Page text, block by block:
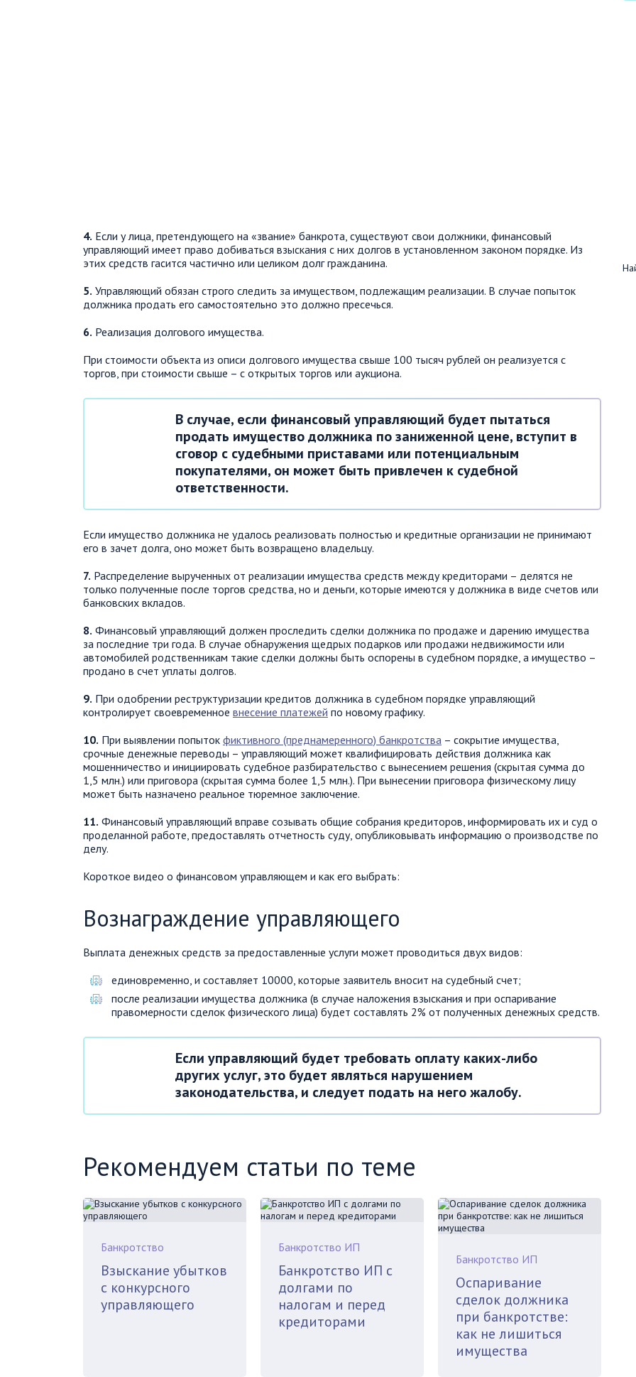
4. Если у лица, претендующего на «звание» банкрота, существуют свои должники, финансовый
управляющий имеет право добиваться взыскания с них долгов в установленном законом порядке. Из
этих средств гасится частично или целиком долг гражданина.
5. Управляющий обязан строго следить за имуществом, подлежащим реализации. В случае попыток
должника продать его самостоятельно это должно пресечься.
6. Реализация долгового имущества.
При стоимости объекта из описи долгового имущества свыше 100 тысяч рублей он реализуется с
торгов, при стоимости свыше – с открытых торгов или аукциона.
В случае, если финансовый управляющий будет пытаться
продать имущество должника по заниженной цене, вступит в
сговор с судебными приставами или потенциальным
покупателями, он может быть привлечен к судебной
ответственности.
Если имущество должника не удалось реализовать полностью и кредитные организации не принимают
его в зачет долга, оно может быть возвращено владельцу.
7. Распределение вырученных от реализации имущества средств между кредиторами – делятся не
только полученные после торгов средства, но и деньги, которые имеются у должника в виде счетов или
банковских вкладов.
8. Финансовый управляющий должен проследить сделки должника по продаже и дарению имущества
за последние три года. В случае обнаружения щедрых подарков или продажи недвижимости или
автомобилей родственникам такие сделки должны быть оспорены в судебном порядке, а имущество –
продано в счет уплаты долгов.
9. При одобрении реструктуризации кредитов должника в судебном порядке управляющий
контролирует своевременное внесение платежей по новому графику.
10. При выявлении попыток фиктивного (преднамеренного) банкротства – сокрытие имущества,
срочные денежные переводы – управляющий может квалифицировать действия должника как
мошенничество и инициировать судебное разбирательство с вынесением решения (скрытая сумма до
1,5 млн.) или приговора (скрытая сумма более 1,5 млн.). При вынесении приговора физическому лицу
может быть назначено реальное тюремное заключение.
11. Финансовый управляющий вправе созывать общие собрания кредиторов, информировать их и суд о
проделанной работе, предоставлять отчетность суду, опубликовывать информацию о производстве по
делу.
Короткое видео о финансовом управляющем и как его выбрать:
Вознаграждение управляющего
Выплата денежных средств за предоставленные услуги может проводиться двух видов:
единовременно, и составляет 10000, которые заявитель вносит на судебный счет;
после реализации имущества должника (в случае наложения взыскания и при оспаривание
правомерности сделок физического лица) будет составлять 2% от полученных денежных средств.
Если управляющий будет требовать оплату каких-либо
других услуг, это будет являться нарушением
законодательства, и следует подать на него жалобу.
Рекомендуем статьи по теме
Банкротство
Взыскание убытков
с конкурсного
управляющего
Банкротство ИП
Банкротство ИП с
долгами по
налогам и перед
кредиторами
Банкротство ИП
Оспаривание
сделок должника
при банкротстве:
как не лишиться
имущества